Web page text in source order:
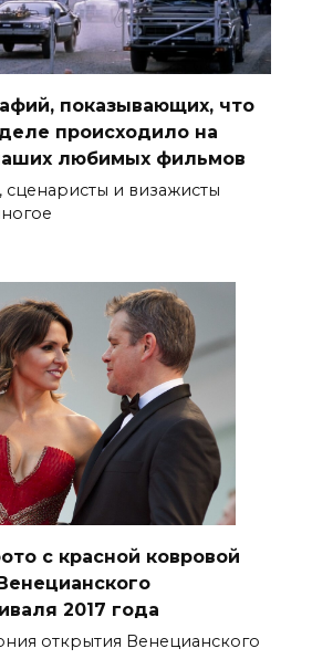
показывающих, что
происходило на
любимых фильмов
и визажисты
с красной ковровой
2017 года
открытия Венецианского